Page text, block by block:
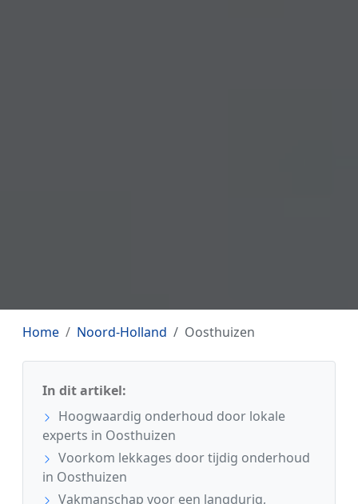
Home Noord-Holland Oosthuizen
In dit artikel:
Hoogwaardig onderhoud door lokale
experts in Oosthuizen
Voorkom lekkages door tijdig onderhoud
in Oosthuizen
Vakmanschap voor een langdurig,